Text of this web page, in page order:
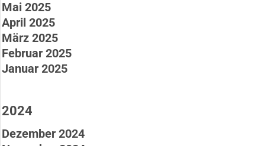
Mai 2025
April 2025
März 2025
Februar 2025
Januar 2025
2024
Dezember 2024